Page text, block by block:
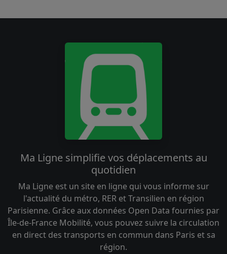
Ma Ligne simplifie vos déplacements au
quotidien
Ma Ligne est un site en ligne qui vous informe sur
l'actualité du métro, RER et Transilien en région
Parisienne. Grâce aux données Open Data fournies par
Île-de-France Mobilité, vous pouvez suivre la circulation
en direct des transports en commun dans Paris et sa
région.